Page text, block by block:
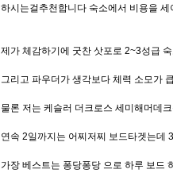
하시는걸추천합니다 숙소에서 비용을
제가 체감하기에 굿찬 삿포로 2~3성급
그리고 파우더가 생각보다 체력 소모가
물론 저는 케슬러 더크로스 세미해머데
연속 2일까지는 어찌저찌 보드타겟는데
가장 베스트는 퐁당퐁당 으로 하루 보드